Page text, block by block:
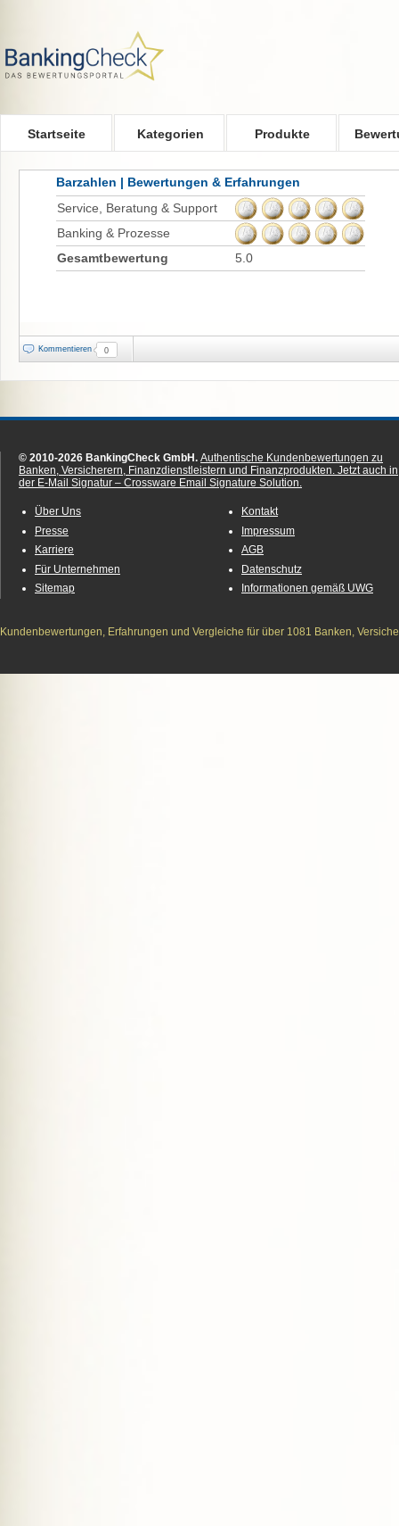
Startseite Kategorien Produkte
Barzahlen | Bewertungen & Erfahrungen
Service, Beratung & Support
Banking & Prozesse
Gesamtbewertung
5.0
Kommentieren 0
© 2010-2026 BankingCheck GmbH. Authentische Kundenbewertungen zu
Banken, Versicherern, Finanzdienstleistern und Finanzprodukten. Jetzt auch in
der E-Mail Signatur – Crossware Email Signature Solution.
Über Uns
Presse
Karriere
Für Unternehmen
Sitemap
Kontakt
Impressum
AGB
Datenschutz
Informationen gemäß UWG
Kundenbewertungen, Erfahrungen und Vergleiche für über 1081 Banken,